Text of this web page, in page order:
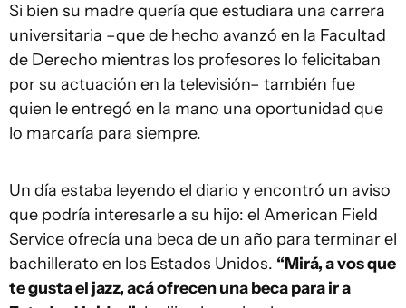
Si bien su madre quería que estudiara una carrera
universitaria –que de hecho avanzó en la Facultad
de Derecho mientras los profesores lo felicitaban
por su actuación en la televisión– también fue
quien le entregó en la mano una oportunidad que
lo marcaría para siempre.
Un día estaba leyendo el diario y encontró un aviso
que podría interesarle a su hijo: el American Field
Service ofrecía una beca de un año para terminar el
bachillerato en los Estados Unidos. “Mirá, a vos que
te gusta el jazz, acá ofrecen una beca para ir a